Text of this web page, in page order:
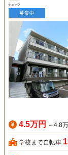
チェック
募集中
4.5万円 ～4.8
学校まで自転車